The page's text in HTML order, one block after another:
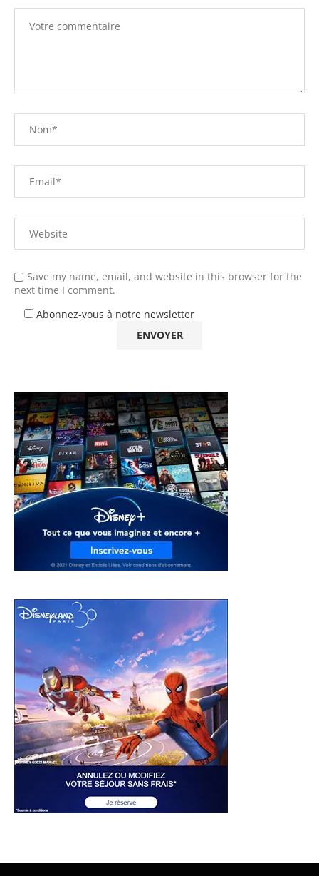
Save my name, email, and website in this browser for the
next time I comment.
Abonnez-vous à notre newsletter